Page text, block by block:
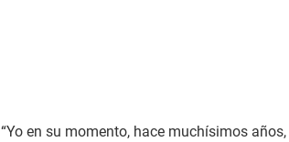
“Yo en su momento, hace muchísimos años,